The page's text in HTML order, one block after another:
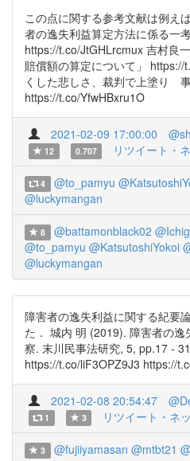
この点に関する参考文献は例え
者の逸失利益算定方法に係る一考
https://t.co/JtGHLrcmux 吉村良
賠償額の算定について」
くした悲しさ、裁判で上塗り
https://t.co/YfwHBxru1O
2021-02-09 17:00:00
12
0.707 リツイート・
4 @to_pamyu
@luckymangan
8 @battamonblack02
@to_pamyu @KatsutoshiYokoi
@luckymangan
障害者の逸失利益に関する紀要
た． 城内 明 (2019). 障害者の
察. 末川民事法研究, 5, pp.17 -
https://t.co/liF3OPZ9J3 https://
2021-02-08 20:54:47
1 3 リツイート・ネ
3 @fujiiyamasan @mtbt21